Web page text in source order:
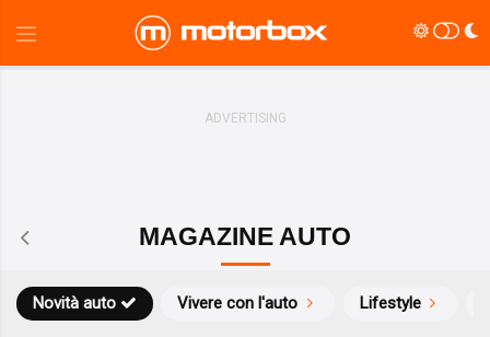
MAGAZINE AUTO
Novità auto Vivere con l'auto Lifestyle